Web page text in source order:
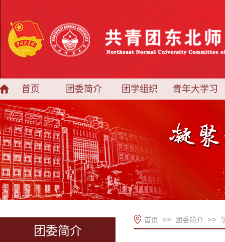
首页 团委简介 团学组织 青年大学习
团委简介
首页 >> 团委简介 >>